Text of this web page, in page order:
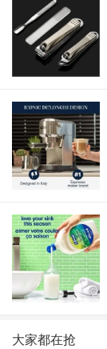
大家都在抢